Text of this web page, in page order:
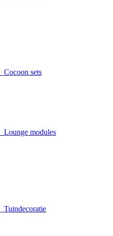
Cocoon sets
Lounge modules
Tuindecoratie